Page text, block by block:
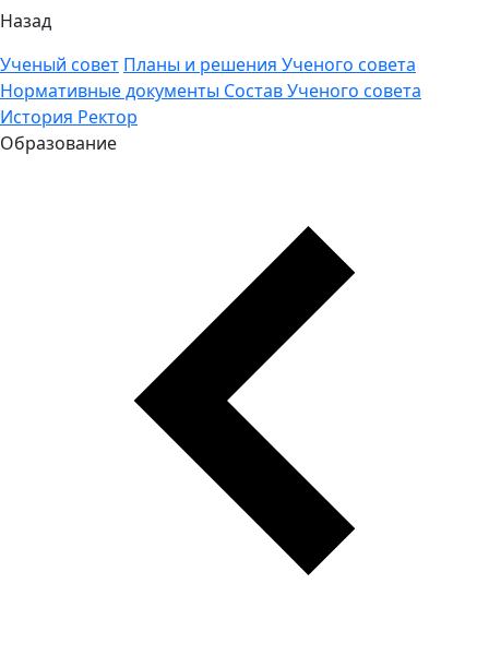
Назад
Ученый совет Планы и решения Ученого совета
Нормативные документы Состав Ученого совета
История Ректор
Образование